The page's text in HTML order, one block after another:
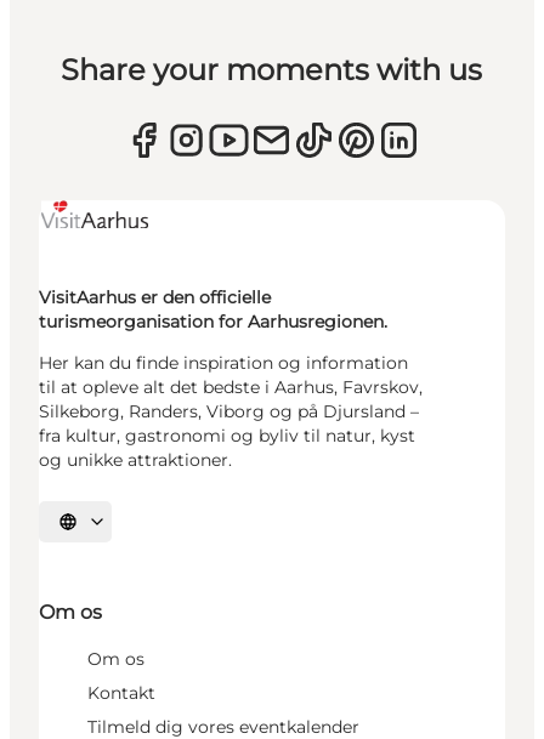
Share your moments with us
VisitAarhus er den officielle
turismeorganisation for Aarhusregionen.
Her kan du finde inspiration og information
til at opleve alt det bedste i Aarhus, Favrskov,
Silkeborg, Randers, Viborg og på Djursland –
fra kultur, gastronomi og byliv til natur, kyst
og unikke attraktioner.
Vælg sprog
Om os
Om os
Kontakt
Tilmeld dig vores eventkalender